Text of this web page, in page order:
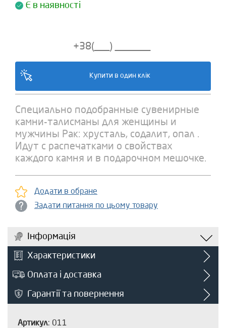
Є в наявності
Специально подобранные сувенирные
камни-талисманы для женщины и
мужчины Рак: хрусталь, содалит, опал .
Идут с распечатками о свойствах
каждого камня и в подарочном мешочке.
Додати в обране
Задати питання по цьому товару
Інформація
Характеристики
Оплата і доставка
Гарантії та повернення
Артикул: 011